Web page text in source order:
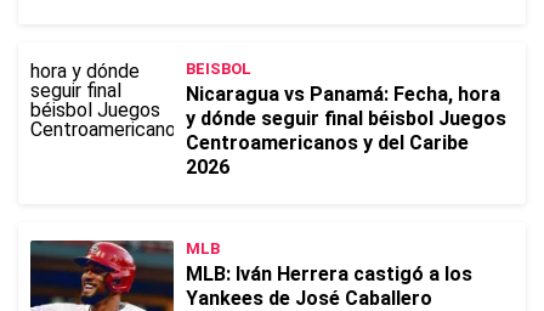
BEISBOL
Nicaragua vs Panamá: Fecha, hora
y dónde seguir final béisbol Juegos
Centroamericanos y del Caribe
2026
MLB
MLB: Iván Herrera castigó a los
Yankees de José Caballero